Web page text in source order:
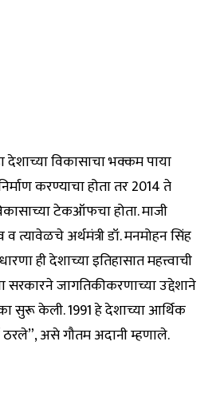
देशाच्या विकासाचा भक्कम पाया
करण्याचा होता तर 2014 ते
टेकऑफचा होता. माजी
व त्यावेळचे अर्थमंत्री डॉ. मनमोहन सिंह
ही देशाच्या इतिहासात महत्त्वाची
सरकारने जागतिकीकरणाच्या उद्देशाने
सुरू केली. 1991 हे देशाच्या आर्थिक
ठरले”, असे गौतम अदानी म्हणाले.